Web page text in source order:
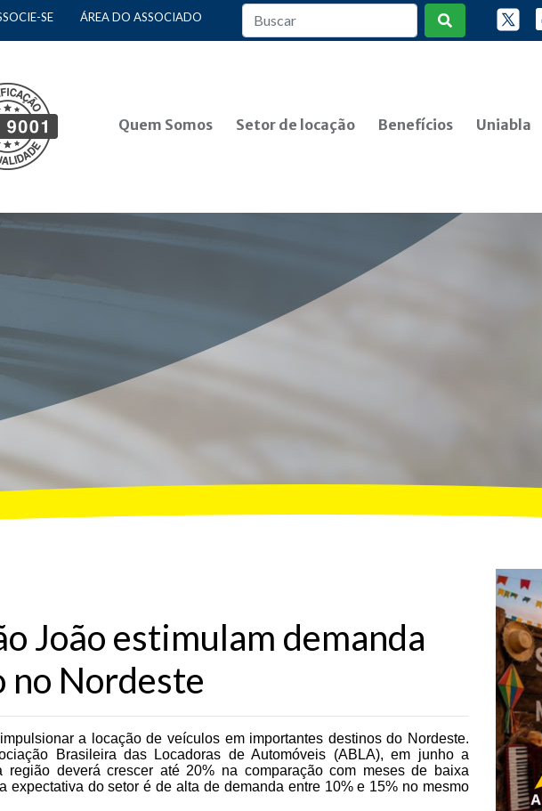
SE ÁREA DO ASSOCIADO
Quem Somos Setor de locação Benefícios Uniabla
João estimulam demanda
no Nordeste
a locação de veículos em importantes destinos do Nordeste.
Brasileira das Locadoras de Automóveis (ABLA), em junho a
região deverá crescer até 20% na comparação com meses de baixa
expectativa do setor é de alta de demanda entre 10% e 15% no mesmo